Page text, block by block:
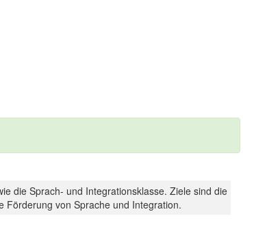
die Sprach- und Integrationsklasse. Ziele sind die
Förderung von Sprache und Integration.